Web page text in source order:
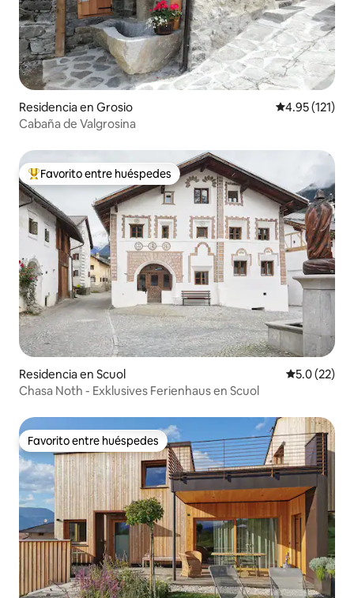
Residencia en Grosio Calificación
4.95 (121)
Cabaña de Valgrosina
De los mejores en Favorito entre huéspedes
Favorito entre huéspedes
Residencia en Scuol Calificación
5.0 (22)
Chasa Noth - Exklusives Ferienhaus en Scuol
Favorito entre huéspedes
Favorito entre huéspedes